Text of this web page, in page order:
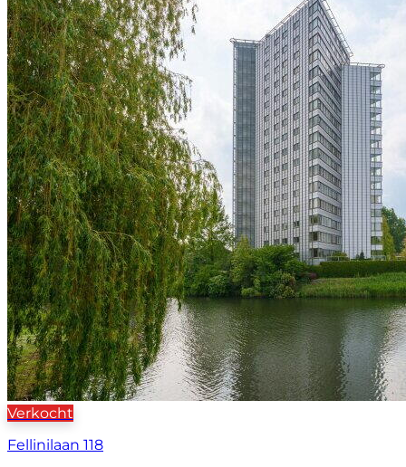
Verkocht
Fellinilaan 118